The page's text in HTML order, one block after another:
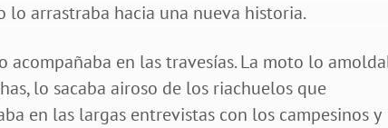
arrastraba hacia una nueva historia.
en las travesías. La moto lo
lo sacaba airoso de los riachuelos que
en las largas entrevistas con los campesinos y